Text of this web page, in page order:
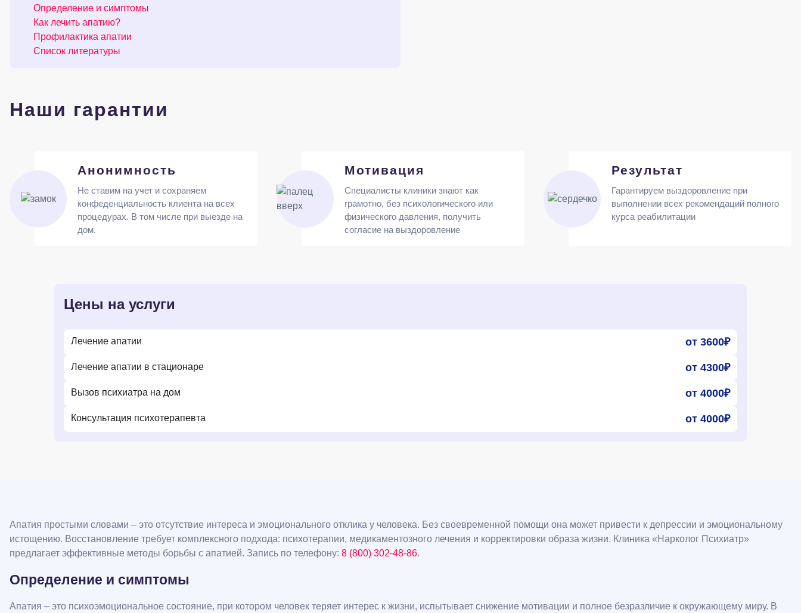
Определение и симптомы
Как лечить апатию?
Профилактика апатии
Список литературы
Наши гарантии
Анонимность
Не ставим на учет и сохраняем
конфеденциальность клиента на всех
процедурах. В том числе при выезде на
дом.
Мотивация
Специалисты клиники знают как
грамотно, без психологического или
физического давления, получить
согласие на выздоровление
Результат
Гарантируем выздоровление при
выполнении всех рекомендаций полного
курса реабилитации
Цены на услуги
Лечение апатии от 3600₽
Лечение апатии в стационаре от 4300₽
Вызов психиатра на дом от 4000₽
Консультация психотерапевта от 4000₽
Апатия простыми словами – это отсутствие интереса и эмоционального отклика у человека. Без своевременной помощи она может привести к депрессии и эмоциональному
истощению. Восстановление требует комплексного подхода: психотерапии, медикаментозного лечения и корректировки образа жизни. Клиника «Нарколог Психиатр»
предлагает эффективные методы борьбы с апатией. Запись по телефону: 8 (800) 302-48-86.
Определение и симптомы
Апатия – это психоэмоциональное состояние, при котором человек теряет интерес к жизни, испытывает снижение мотивации и полное безразличие к окружающему миру. В